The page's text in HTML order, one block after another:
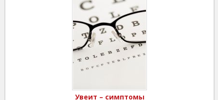
Увеит – симптомы